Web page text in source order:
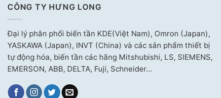
CÔNG TY HƯNG LONG
Đại lý phân phối biến tần KDE(Việt Nam), Omron (Japan),
YASKAWA (Japan), INVT (China) và các sản phẩm thiết bị
tự động hóa, biến tần các hãng Mitshubishi, LS, SIEMENS,
EMERSON, ABB, DELTA, Fuji, Schneider…